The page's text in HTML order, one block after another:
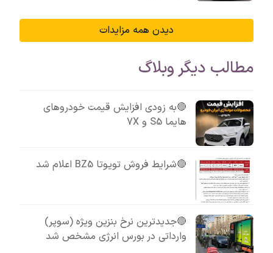
دیدن همه مزایدات
مطالب دیگر وبلاگ
🔴به زودی افزایش قیمت خودروهای
هایما S5 و 7X
🔴شرایط فروش تویوتا BZ5 اعلام شد
🔴جدیدترین نرخ بنزین ویژه (سوپر)
وارداتی در بورس انرژی مشخص شد